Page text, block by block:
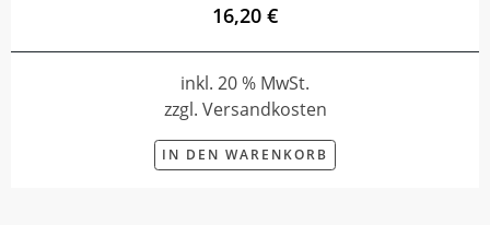
16,20 €
inkl. 20 % MwSt.
zzgl. Versandkosten
IN DEN WARENKORB